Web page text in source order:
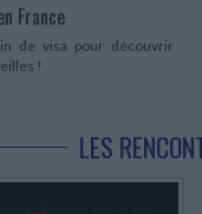
France
de visa pour découvrir
!
LES